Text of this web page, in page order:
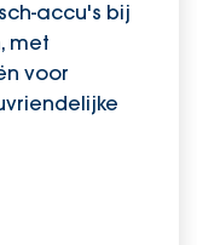
accu's bij
met
voor